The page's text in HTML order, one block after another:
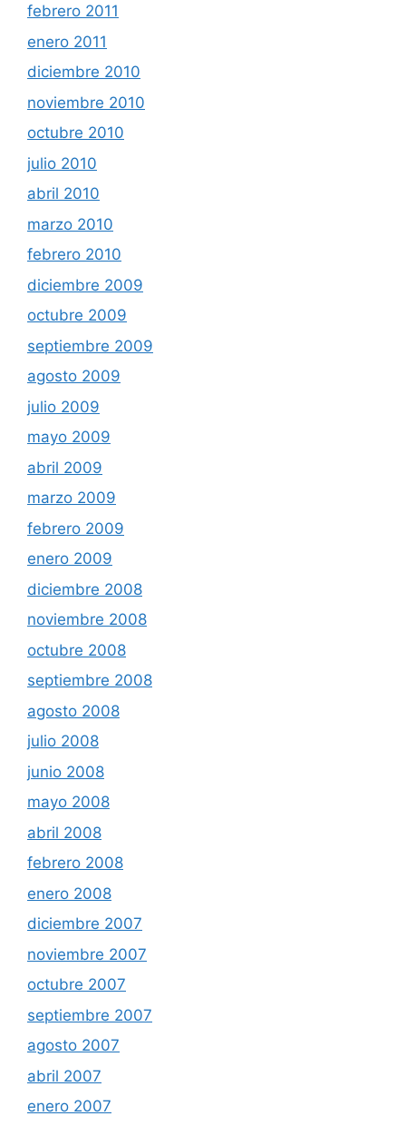
febrero 2011
enero 2011
diciembre 2010
noviembre 2010
octubre 2010
julio 2010
abril 2010
marzo 2010
febrero 2010
diciembre 2009
octubre 2009
septiembre 2009
agosto 2009
julio 2009
mayo 2009
abril 2009
marzo 2009
febrero 2009
enero 2009
diciembre 2008
noviembre 2008
octubre 2008
septiembre 2008
agosto 2008
julio 2008
junio 2008
mayo 2008
abril 2008
febrero 2008
enero 2008
diciembre 2007
noviembre 2007
octubre 2007
septiembre 2007
agosto 2007
abril 2007
enero 2007